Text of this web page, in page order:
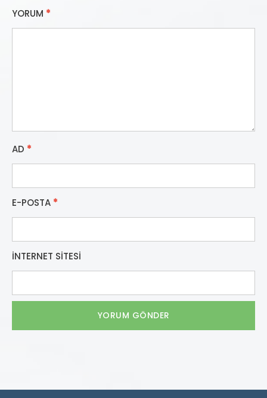
YORUM *
AD *
E-POSTA *
İNTERNET SITESI